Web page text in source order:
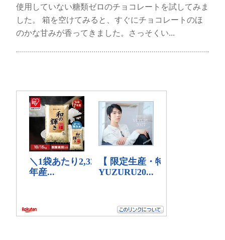
使用していない糖類ゼロのチョコレートを試してみま
した。 箱を空けてみると、すぐにチョコレートのほ
のかな甘みが香ってきました。さっそくい...